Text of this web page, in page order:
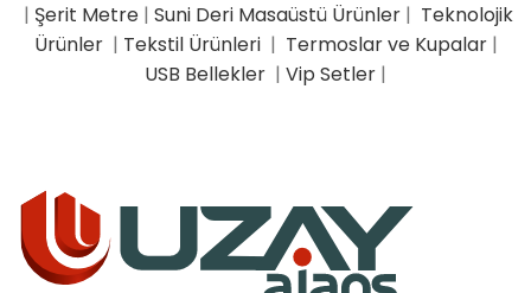
| Şerit Metre| Suni Deri Masaüstü Ürünler| Teknolojik
Ürünler | Tekstil Ürünleri | Termoslar ve Kupalar|
USB Bellekler | Vip Setler |